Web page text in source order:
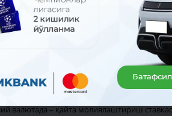
лойиҳаларга лойиҳани ўзи-ни-ўзи
маблағларни шакллантириш учун
ойна – кичик ва ўрта қишлоқ
(айланма маблағларни
микромолиялаштириш ойнаси – микро
валютада – қайта молиялаштириш
Батафсил